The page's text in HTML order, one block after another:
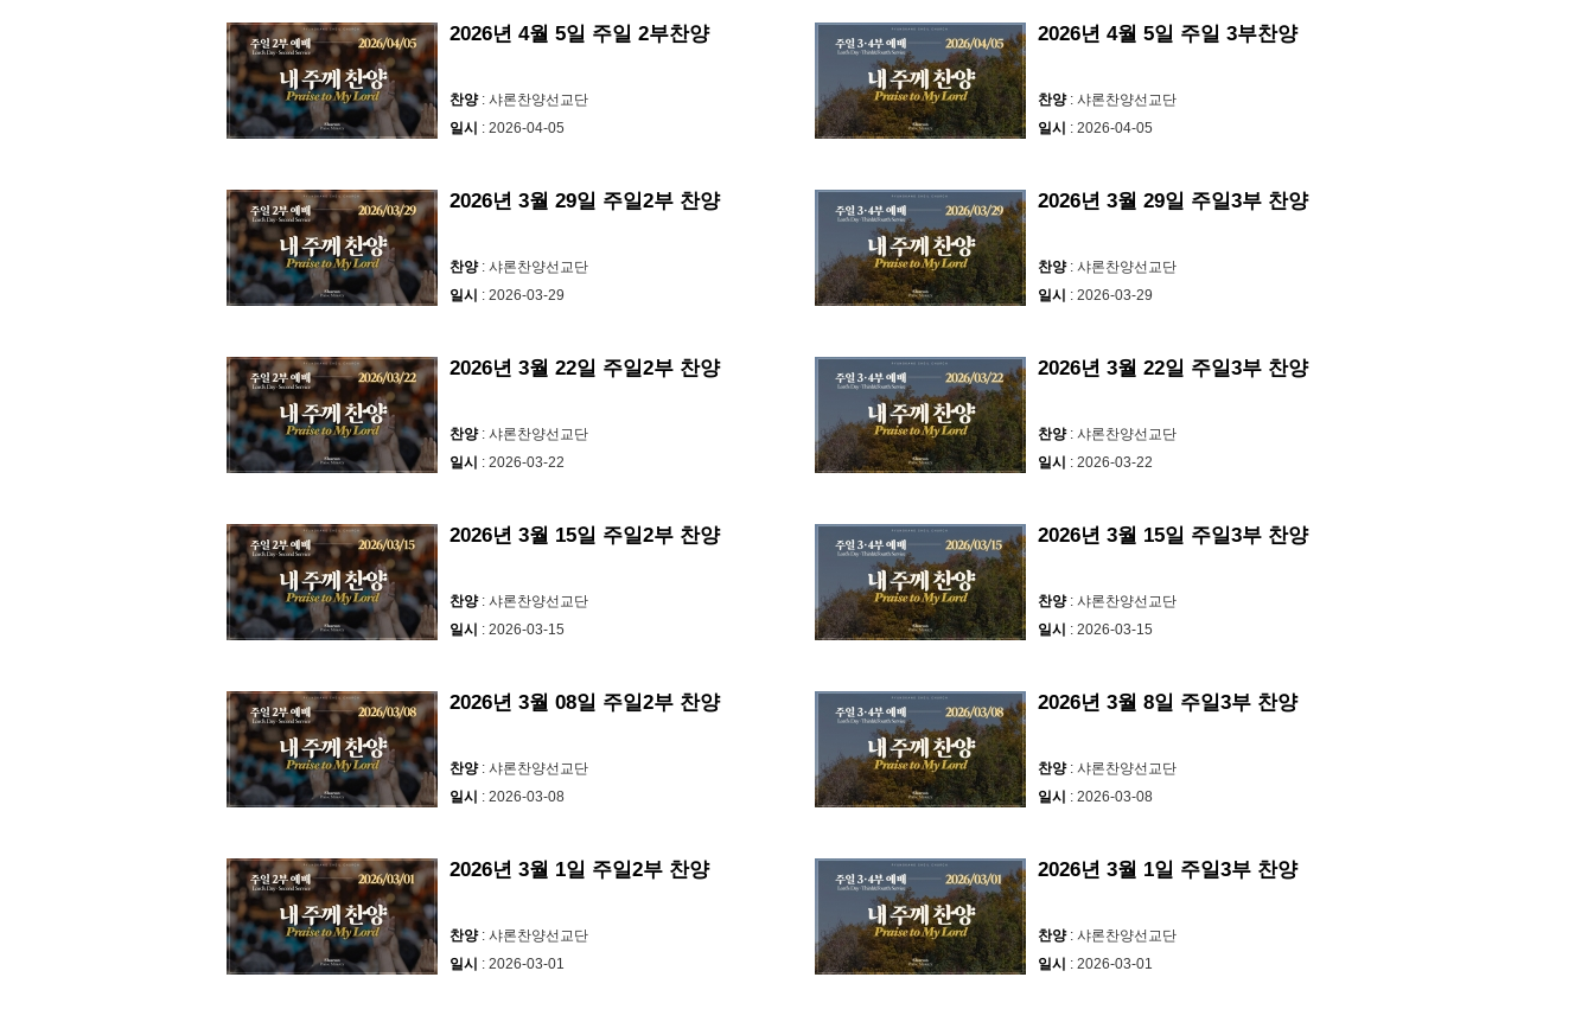
2026년 4월 5일 주일 2부찬양
찬양: 샤론찬양선교단
일시 : 2026-04-05
2026년 4월 5일 주일 3부찬양
찬양: 샤론찬양선교단
일시 : 2026-04-05
2026년 3월 29일 주일2부 찬양
찬양: 샤론찬양선교단
일시 : 2026-03-29
2026년 3월 29일 주일3부 찬양
찬양: 샤론찬양선교단
일시 : 2026-03-29
2026년 3월 22일 주일2부 찬양
찬양: 샤론찬양선교단
일시 : 2026-03-22
2026년 3월 22일 주일3부 찬양
찬양: 샤론찬양선교단
일시 : 2026-03-22
2026년 3월 15일 주일2부 찬양
찬양: 샤론찬양선교단
일시 : 2026-03-15
2026년 3월 15일 주일3부 찬양
찬양: 샤론찬양선교단
일시 : 2026-03-15
2026년 3월 08일 주일2부 찬양
찬양: 샤론찬양선교단
일시 : 2026-03-08
2026년 3월 8일 주일3부 찬양
찬양: 샤론찬양선교단
일시 : 2026-03-08
2026년 3월 1일 주일2부 찬양
찬양: 샤론찬양선교단
일시 : 2026-03-01
2026년 3월 1일 주일3부 찬양
찬양: 샤론찬양선교단
일시 : 2026-03-01